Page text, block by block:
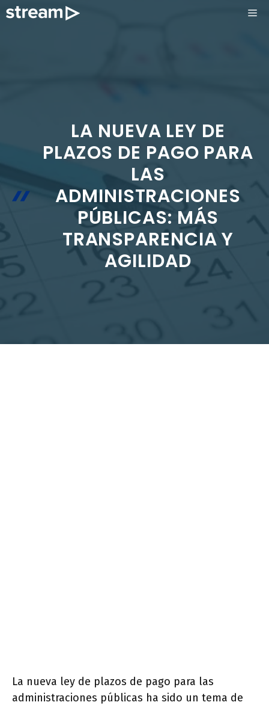
Saltar
LA NUEVA LEY DE
PLAZOS DE PAGO PARA
LAS
ADMINISTRACIONES
PÚBLICAS: MÁS
TRANSPARENCIA Y
AGILIDAD
La nueva ley de plazos de pago para las
administraciones públicas ha sido un tema de